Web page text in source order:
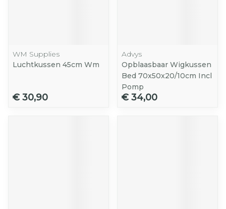
WM Supplies
Luchtkussen 45cm Wm
€ 30,90
Advys
Opblaasbaar Wigkussen
Bed 70x50x20/10cm Incl
Pomp
€ 34,00